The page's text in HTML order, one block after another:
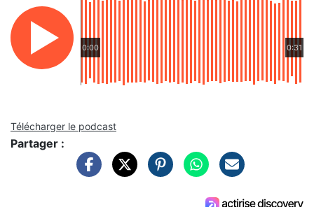
0:00 0:31
Télécharger le podcast
Partager :